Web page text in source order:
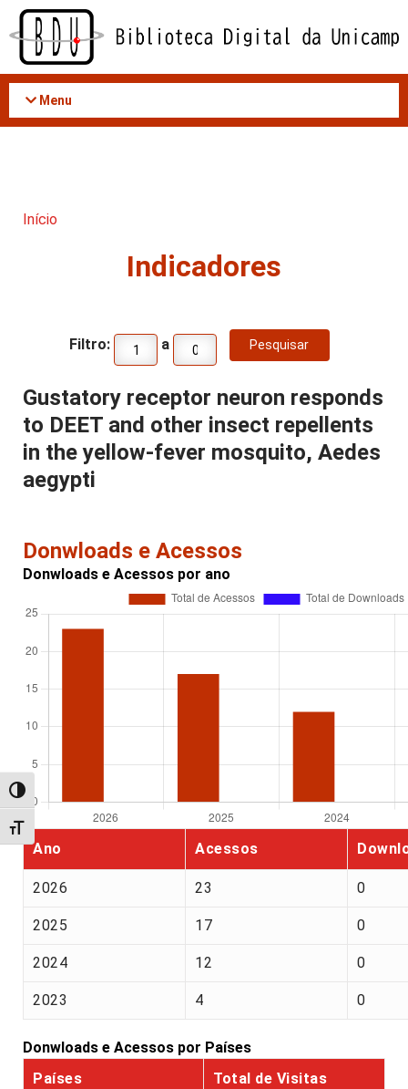
Acessar
conteúdo
Alternar alto contraste
Alternar tamanho da fonte
Menu
Início
Indicadores
Filtro: a
Gustatory receptor neuron responds
to DEET and other insect repellents
in the yellow-fever mosquito, Aedes
aegypti
Donwloads e Acessos
Donwloads e Acessos por ano
Ano Acessos
2026 23 0
2025 17 0
2024 12 0
2023 4 0
Donwloads e Acessos por Países
Países
Total de Visitas